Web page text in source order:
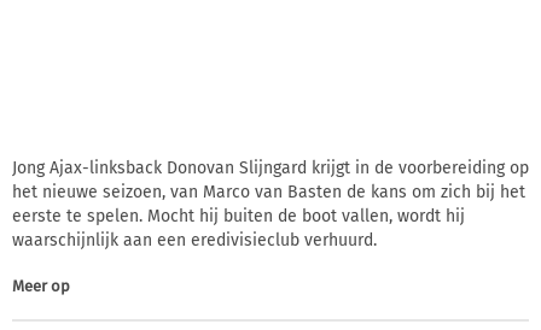
Jong Ajax-linksback Donovan Slijngard krijgt in de voorbereiding op
het nieuwe seizoen, van Marco van Basten de kans om zich bij het
eerste te spelen. Mocht hij buiten de boot vallen, wordt hij
waarschijnlijk aan een eredivisieclub verhuurd.
Meer op